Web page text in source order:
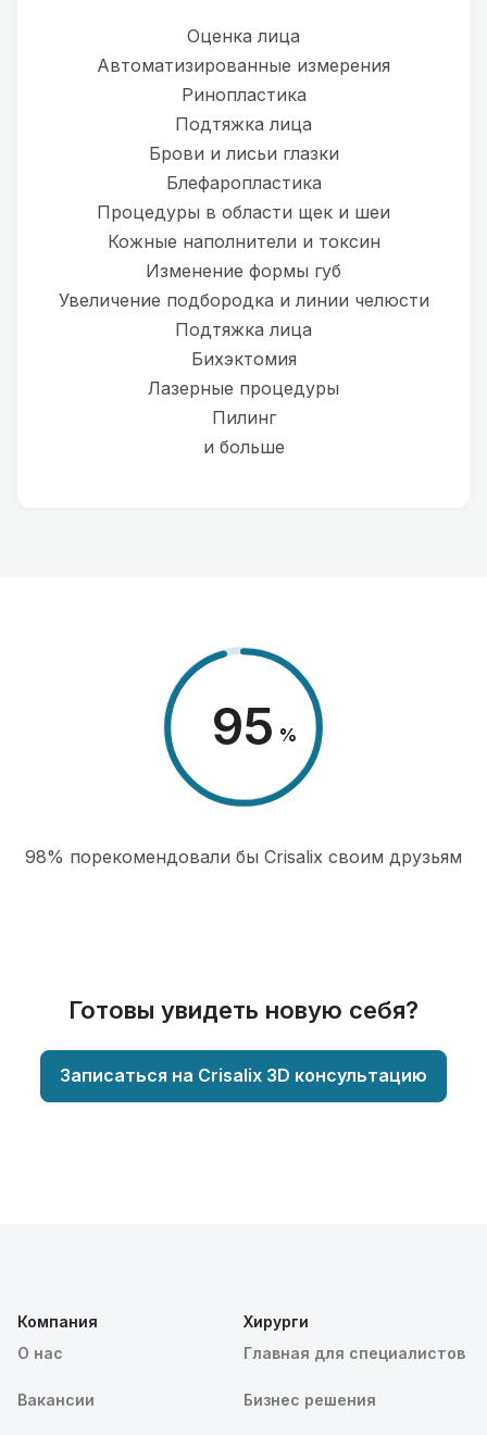
Оценка лица
Автоматизированные измерения
Ринопластика
Подтяжка лица
Брови и лисьи глазки
Блефаропластика
Процедуры в области щек и шеи
Кожные наполнители и токсин
Изменение формы губ
Увеличение подбородка и линии челюсти
Подтяжка лица
Бихэктомия
Лазерные процедуры
Пилинг
и больше
98 %
98% порекомендовали бы Сrisalix cвоим друзьям
Готовы увидеть новую себя?
Записаться на Crisalix 3D консультацию
Компания
О нас
Вакансии
Хирурги
Главная для специалистов
Бизнес решения